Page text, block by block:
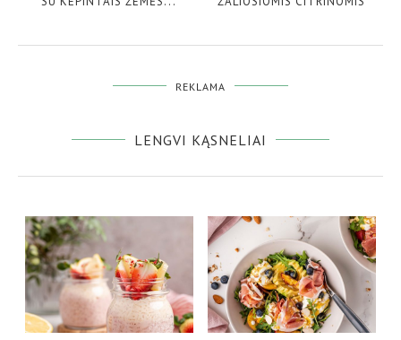
REKLAMA
LENGVI KĄSNELIAI